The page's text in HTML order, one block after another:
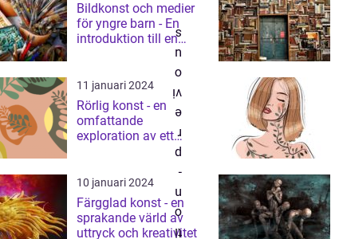
Bildkonst och medier
för yngre barn - En
introduktion till en
värld av kreativitet
11 januari 2024
Rörlig konst - en
omfattande
exploration av ett
10 januari 2024
Färgglad konst - en
sprakande värld av
uttryck och kreativitet